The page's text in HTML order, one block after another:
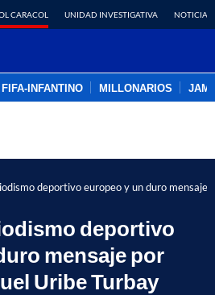
CARACOL UNIDAD INVESTIGATIVA NOTICIAS
FIFA-INFANTINO MILLONARIOS
deportivo europeo y un duro mensaje
deportivo
mensaje por
Uribe Turbay